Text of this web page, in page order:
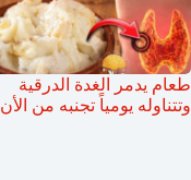
طعام يدمر الغدة الدرقية
وتتناوله يومياً تجنبه من الأن